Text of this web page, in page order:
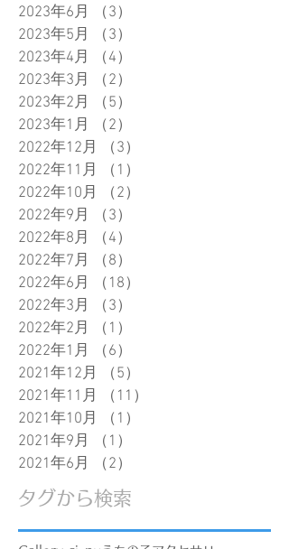
2023年6月
（3）
2023年5月
（3）
2023年4月
（4）
2023年3月
（2）
2023年2月
（5）
2023年1月
（2）
2022年12月
（3）
2022年11月
（1）
2022年10月
（2）
2022年9月
（3）
2022年8月
（4）
2022年7月
（8）
2022年6月
（18）
2022年3月
（3）
2022年2月
（1）
2022年1月
（6）
2021年12月
（5）
2021年11月
（11）
2021年10月
（1）
2021年9月
（1）
2021年6月
（2）
タグから検索